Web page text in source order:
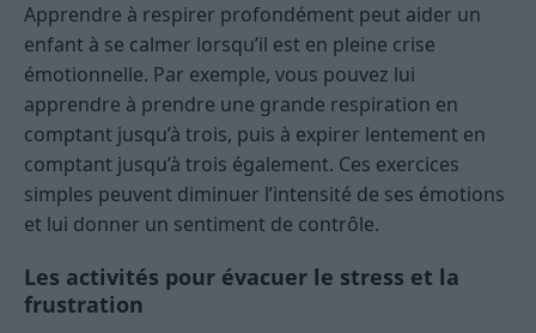
Apprendre à respirer profondément peut aider un
enfant à se calmer lorsqu’il est en pleine crise
émotionnelle. Par exemple, vous pouvez lui
apprendre à prendre une grande respiration en
comptant jusqu’à trois, puis à expirer lentement en
comptant jusqu’à trois également. Ces exercices
simples peuvent diminuer l’intensité de ses émotions
et lui donner un sentiment de contrôle.
Les activités pour évacuer le stress et la
frustration